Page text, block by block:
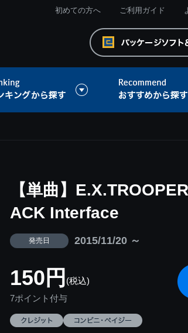
初めての方へ ご利用ガイド
【単曲】
ACK Interface
発売日 2015/11/20 ～
150円 (税込)
7ポイント付与